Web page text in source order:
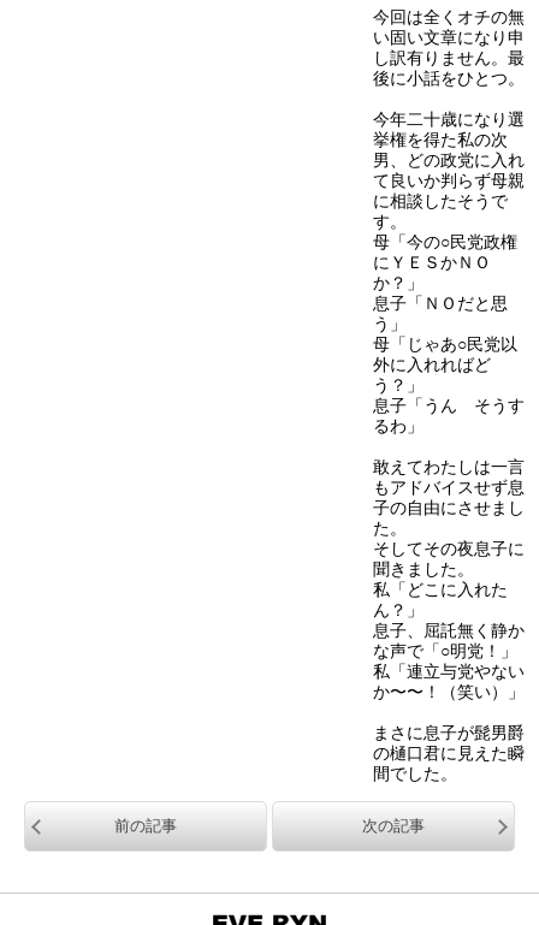
今回は全くオチの無
い固い文章になり申
し訳有りません。最
後に小話をひとつ。
今年二十歳になり選
挙権を得た私の次
男、どの政党に入れ
て良いか判らず母親
に相談したそうで
す。
母「今の○民党政権
にＹＥＳかＮＯ
か？」
息子「ＮＯだと思
う」
母「じゃあ○民党以
外に入れればど
う？」
息子「うん そうす
るわ」
敢えてわたしは一言
もアドバイスせず息
子の自由にさせまし
た。
そしてその夜息子に
聞きました。
私「どこに入れた
ん？」
息子、屈託無く静か
な声で「○明党！」
私「連立与党やない
か〜〜！（笑い）」
まさに息子が髭男爵
の樋口君に見えた瞬
間でした。
前の記事 次の記事